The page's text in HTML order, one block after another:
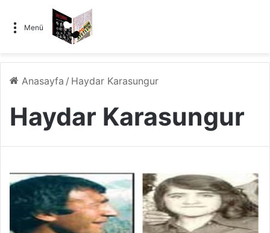
Menü
Anasayfa / Haydar Karasungur
Haydar Karasungur